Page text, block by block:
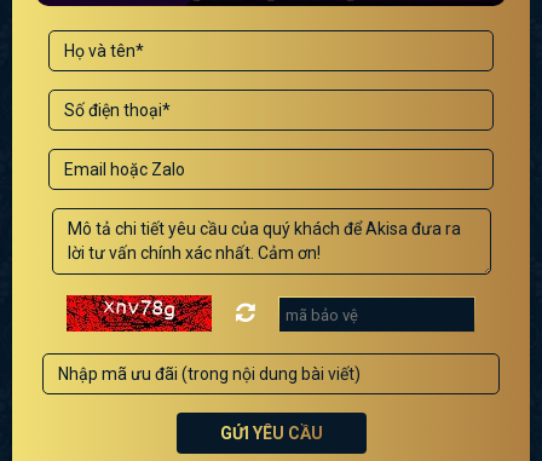
GỬI YÊU CẦU